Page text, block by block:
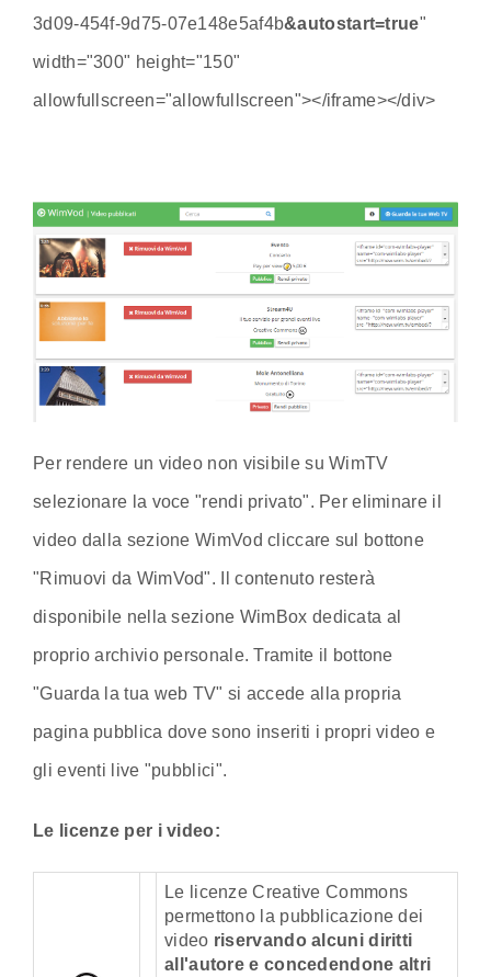
3d09-454f-9d75-07e148e5af4b&autostart=true"
width="300" height="150"
allowfullscreen="allowfullscreen"></iframe></div>
Per rendere un video non visibile su WimTV
selezionare la voce "rendi privato". Per eliminare il
video dalla sezione WimVod cliccare sul bottone
"Rimuovi da WimVod". Il contenuto resterà
disponibile nella sezione WimBox dedicata al
proprio archivio personale. Tramite il bottone
"Guarda la tua web TV" si accede alla propria
pagina pubblica dove sono inseriti i propri video e
gli eventi live "pubblici".
Le licenze per i video:
Le licenze Creative Commons
permettono la pubblicazione dei
video riservando alcuni diritti
all'autore e concedendone altri